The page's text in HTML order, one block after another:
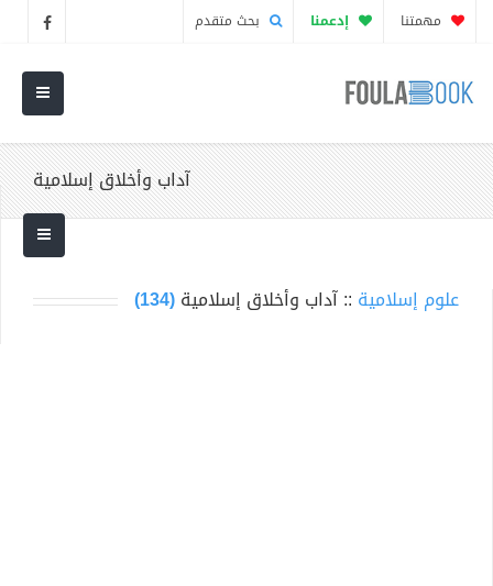
مهمتنا إدعمنا بحث متقدم
آداب وأخلاق إسلامية
علوم إسلامية :: آداب وأخلاق إسلامية(134)